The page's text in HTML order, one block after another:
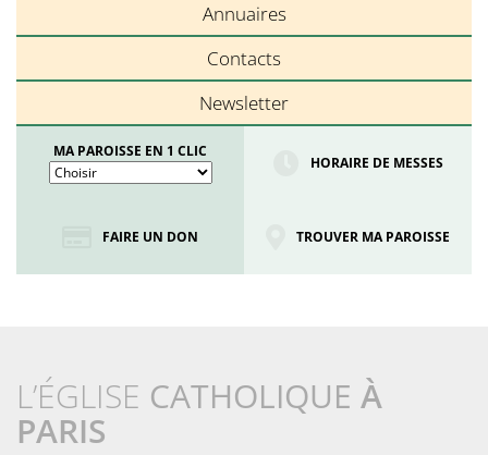
Annuaires
Contacts
Newsletter
MA PAROISSE EN 1 CLIC
HORAIRE DE MESSES
FAIRE UN DON TROUVER MA PAROISSE
L’ÉGLISE CATHOLIQUE À
PARIS